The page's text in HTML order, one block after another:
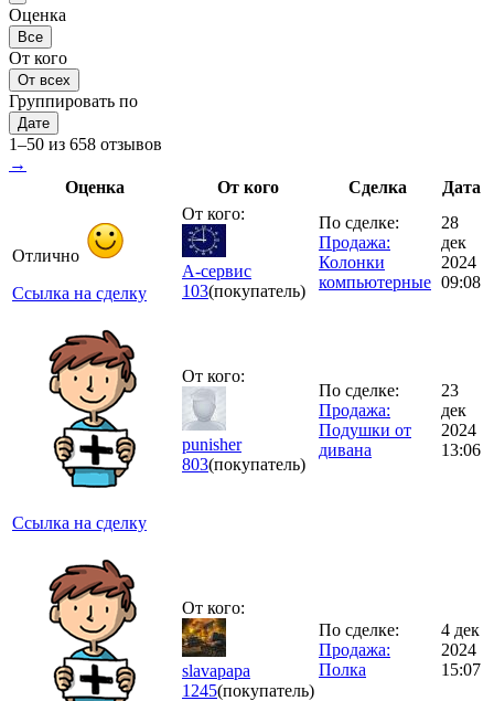
Оценка
Все
От кого
От всех
Группировать по
Дате
1–50 из 658 отзывов
→
Оценка
От кого Сделка Дата
Отлично
Ссылка на сделку
От кого:
А-сервис
103(покупатель)
По сделке:
Продажа:
Колонки
компьютерные
28
дек
2024
09:08
Ссылка на сделку
От кого:
punisher
803(покупатель)
По сделке:
Продажа:
Подушки от
дивана
23
дек
2024
13:06
От кого:
slavapapa
1245(покупатель)
По сделке:
Продажа:
Полка
4 дек
2024
15:07